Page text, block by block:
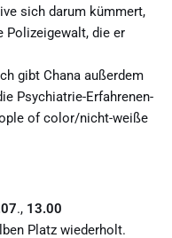
sich darum kümmert,
Polizeigewalt, die er
gibt Chana außerdem
Psychiatrie-Erfahrenen-
of color/nicht-weiße
., 13.00
Platz wiederholt.